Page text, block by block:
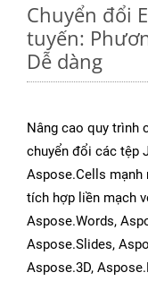
Chuyển đổi
tuyến:
Dễ dàng
Nâng cao quy trình
chuyển đổi các tệp
Aspose.Cells mạnh
tích hợp liền mạch
Aspose.Words,
Aspose.Slides,
Aspose.3D,